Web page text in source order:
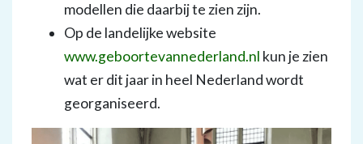
modellen die daarbij te zien zijn.
Op de landelijke website
www.geboortevannederland.nl kun je zien
wat er dit jaar in heel Nederland wordt
georganiseerd.